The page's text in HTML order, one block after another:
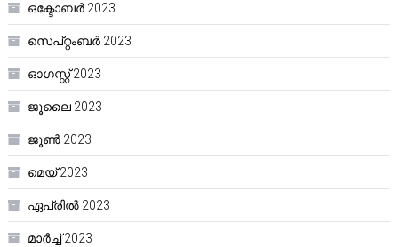
ഒക്ടോബർ 2023
സെപ്റ്റംബർ 2023
ഓഗസ്റ്റ്‌ 2023
ജൂലൈ 2023
ജൂൺ 2023
മെയ്‌ 2023
ഏപ്രിൽ 2023
മാർച്ച്‌ 2023